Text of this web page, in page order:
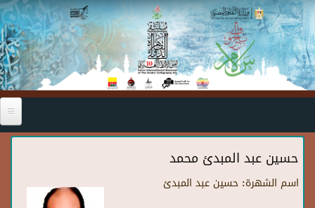
Skip to main content
حسين عبد المبدئ محمد
اسم الشهرة: حسين عبد المبدئ